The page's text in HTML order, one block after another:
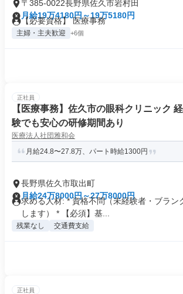
〒385-0022長野県佐久市岩村田
月給19万4180円～19万5180円
【必要資格】 医療事務
主婦・主夫歓迎 +6個
正社員
【医療事務】佐久市の眼科クリニック
験でも安心の研修期間あり
医療法人社団雅和会
月給24.8〜27.8万、パート時給1300円
長野県佐久市取出町
月給24万8000円～27万8000円
求める人材: * 資格不問（未経験者・ブラン
します） * 【必須】基...
残業なし 交通費支給
正社員